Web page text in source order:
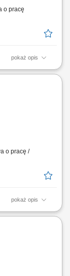
o pracę
pokaż opis
maszyn i
przy
o pracę /
pokaż opis
żelbetowymi i
Sporządzanie
sprzętu